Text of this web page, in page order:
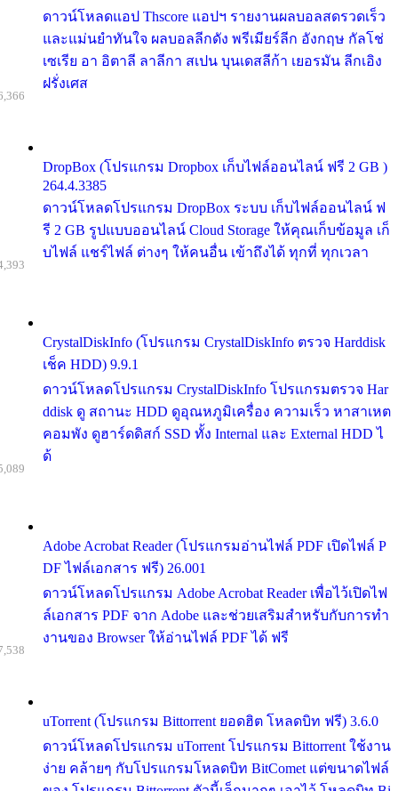
ดาวน์โหลดแอป Thscore แอปฯ รายงานผลบอลสดรวดเร็ว
และแม่นยำทันใจ ผลบอลลีกดัง พรีเมียร์ลีก อังกฤษ กัลโช่
เซเรีย อา อิตาลี ลาลีกา สเปน บุนเดสลีก้า เยอรมัน ลีกเอิง
ฝรั่งเศส
DropBox (โปรแกรม Dropbox เก็บไฟล์ออนไลน์ ฟรี 2 GB )
264.4.3385
ดาวน์โหลดโปรแกรม DropBox ระบบ เก็บไฟล์ออนไลน์ ฟ
รี 2 GB รูปแบบออนไลน์ Cloud Storage ให้คุณเก็บข้อมูล เก็
บไฟล์ แชร์ไฟล์ ต่างๆ ให้คนอื่น เข้าถึงได้ ทุกที่ ทุกเวลา
CrystalDiskInfo (โปรแกรม CrystalDiskInfo ตรวจ Harddisk
เช็ค HDD) 9.9.1
ดาวน์โหลดโปรแกรม CrystalDiskInfo โปรแกรมตรวจ Har
ddisk ดู สถานะ HDD ดูอุณหภูมิเครื่อง ความเร็ว หาสาเหต
คอมพัง ดูฮาร์ดดิสก์ SSD ทั้ง Internal และ External HDD ไ
ด้
Adobe Acrobat Reader (โปรแกรมอ่านไฟล์ PDF เปิดไฟล์ P
DF ไฟล์เอกสาร ฟรี) 26.001
ดาวน์โหลดโปรแกรม Adobe Acrobat Reader เพื่อไว้เปิดไฟ
ล์เอกสาร PDF จาก Adobe และช่วยเสริมสำหรับกับการทำ
งานของ Browser ให้อ่านไฟล์ PDF ได้ ฟรี
uTorrent (โปรแกรม Bittorrent ยอดฮิต โหลดบิท ฟรี) 3.6.0
ดาวน์โหลดโปรแกรม uTorrent โปรแกรม Bittorrent ใช้งาน
ง่าย คล้ายๆ กับโปรแกรมโหลดบิท BitComet แต่ขนาดไฟล์